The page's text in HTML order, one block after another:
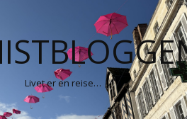
Livet er en reise…